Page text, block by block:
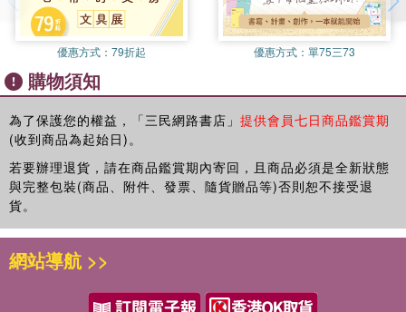
優惠方式： 79折起 優惠方式： 單75三73
購物須知
為了保護您的權益，「三民網路書店」 提供會員七日商品鑑賞期
(收到商品為起始日)。
若要辦理退貨，請在商品鑑賞期內寄回，且商品必須是全新狀態
與完整包裝(商品、附件、發票、隨貨贈品等)否則恕不接受退
貨。
網站導航 >>